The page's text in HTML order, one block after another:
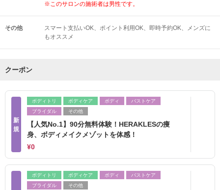
※このサロンの施術者は男性です。
その他 スマート支払いOK ポイント利用OK 即時予約OK
メンズに
もオススメ
クーポン
新
規
ボディトリ ボディケア ボディ
バストケア
ブライダル
その他
【人気No.1】90分無料体験！HERAKLESの痩
身、ボディメイクメゾットを体感！
¥0
ボディトリ ボディケア ボディ
バストケア
ブライダル
その他